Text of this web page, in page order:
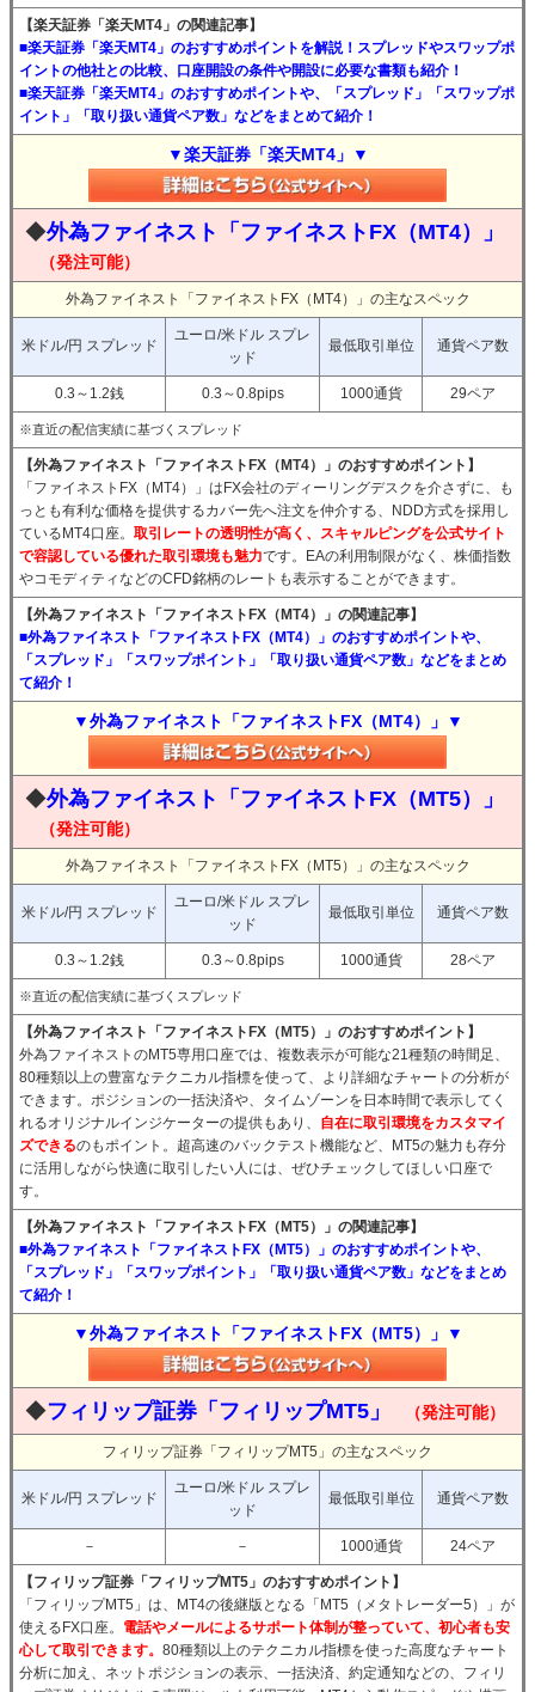
【楽天証券「楽天MT4」の関連記事】
■楽天証券「楽天MT4」のおすすめポイントを解説！スプレッドやスワップポ
イントの他社との比較、口座開設の条件や開設に必要な書類も紹介！
■楽天証券「楽天MT4」のおすすめポイントや、「スプレッド」「スワップポ
イント」「取り扱い通貨ペア数」などをまとめて紹介！
▼楽天証券「楽天MT4」▼
◆外為ファイネスト「ファイネストFX（MT4）」
（発注可能）
外為ファイネスト「ファイネストFX（MT4）」の主なスペック
米ドル/円 スプレッド
ユーロ/米ドル スプレ
ッド
最低取引単位 通貨ペア数
0.3～1.2銭 0.3～0.8pips 1000通貨 29ペア
※直近の配信実績に基づくスプレッド
【外為ファイネスト「ファイネストFX（MT4）」のおすすめポイント】
「ファイネストFX（MT4）」はFX会社のディーリングデスクを介さずに、も
っとも有利な価格を提供するカバー先へ注文を仲介する、NDD方式を採用し
ているMT4口座。 取引レートの透明性が高く、スキャルピングを公式サイト
で容認している優れた取引環境も魅力です。EAの利用制限がなく、株価指数
やコモディティなどのCFD銘柄のレートも表示することができます。
【外為ファイネスト「ファイネストFX（MT4）」の関連記事】
■外為ファイネスト「ファイネストFX（MT4）」のおすすめポイントや、
「スプレッド」「スワップポイント」「取り扱い通貨ペア数」などをまとめ
て紹介！
▼外為ファイネスト「ファイネストFX（MT4）」▼
◆外為ファイネスト「ファイネストFX（MT5）」
（発注可能）
外為ファイネスト「ファイネストFX（MT5）」の主なスペック
米ドル/円 スプレッド
ユーロ/米ドル スプレ
ッド
最低取引単位 通貨ペア数
0.3～1.2銭 0.3～0.8pips 1000通貨 28ペア
※直近の配信実績に基づくスプレッド
【外為ファイネスト「ファイネストFX（MT5）」のおすすめポイント】
外為ファイネストのMT5専用口座では、複数表示が可能な21種類の時間足、
80種類以上の豊富なテクニカル指標を使って、より詳細なチャートの分析が
できます。ポジションの一括決済や、タイムゾーンを日本時間で表示してく
れるオリジナルインジケーターの提供もあり、 自在に取引環境をカスタマイ
ズできるのもポイント。超高速のバックテスト機能など、MT5の魅力も存分
に活用しながら快適に取引したい人には、ぜひチェックしてほしい口座で
す。
【外為ファイネスト「ファイネストFX（MT5）」の関連記事】
■外為ファイネスト「ファイネストFX（MT5）」のおすすめポイントや、
「スプレッド」「スワップポイント」「取り扱い通貨ペア数」などをまとめ
て紹介！
▼外為ファイネスト「ファイネストFX（MT5）」▼
◆フィリップ証券「フィリップMT5」 （発注可能）
フィリップ証券「フィリップMT5」の主なスペック
米ドル/円 スプレッド
ユーロ/米ドル スプレ
ッド
最低取引単位 通貨ペア数
－ － 1000通貨 24ペア
【フィリップ証券「フィリップMT5」のおすすめポイント】
「フィリップMT5」は、MT4の後継版となる「MT5（メタトレーダー5）」が
使えるFX口座。 電話やメールによるサポート体制が整っていて、初心者も安
心して取引できます。 80種類以上のテクニカル指標を使った高度なチャート
分析に加え、ネットポジションの表示、一括決済、約定通知などの、フィリ